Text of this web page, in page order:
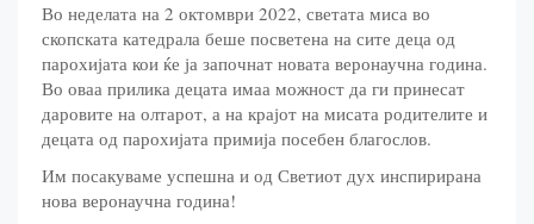
Во неделата на 2 октомври 2022, светата миса во
скопската катедрала беше посветена на сите деца од
парохијата кои ќе ја започнат новата веронаучна година.
Во оваа прилика децата имаа можност да ги принесат
даровите на олтарот, а на крајот на мисата родителите и
децата од парохијата примија посебен благослов.
Им посакуваме успешна и од Светиот дух инспирирана
нова веронаучна година!